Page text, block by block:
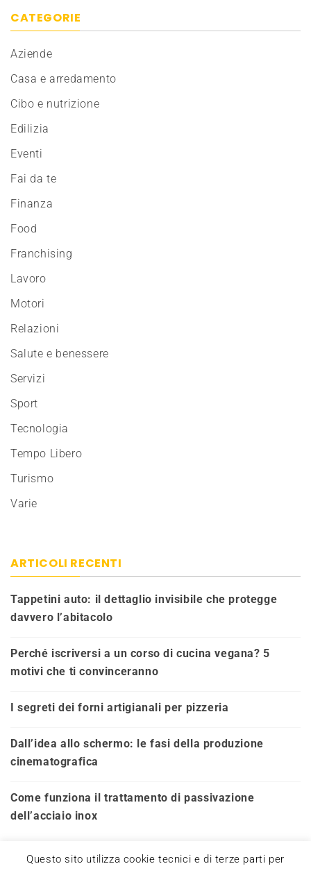
CATEGORIE
Aziende
Casa e arredamento
Cibo e nutrizione
Edilizia
Eventi
Fai da te
Finanza
Food
Franchising
Lavoro
Motori
Relazioni
Salute e benessere
Servizi
Sport
Tecnologia
Tempo Libero
Turismo
Varie
ARTICOLI RECENTI
Tappetini auto: il dettaglio invisibile che protegge
davvero l’abitacolo
Perché iscriversi a un corso di cucina vegana? 5
motivi che ti convinceranno
I segreti dei forni artigianali per pizzeria
Dall’idea allo schermo: le fasi della produzione
cinematografica
Come funziona il trattamento di passivazione
dell’acciaio inox
Questo sito utilizza cookie tecnici e di terze parti per